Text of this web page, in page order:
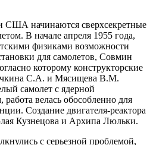
США начинаются сверхсекретные
В начале апреля 1955 года,
физиками возможности
для самолетов, Совмин
которому конструкторские
С.А. и Мясищева В.М.
самолет с ядерной
велась обособленно для
Создание двигателя-реактора
Кузнецова и Архипа Люльки.
с серьезной проблемой,